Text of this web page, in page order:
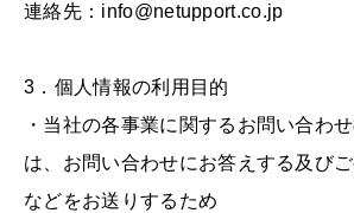
連絡先：info@netupport.co.jp
3．個人情報の利用目的
・当社の各事業に関するお問い合わ
は、お問い合わせにお答えする及び
などをお送りするため